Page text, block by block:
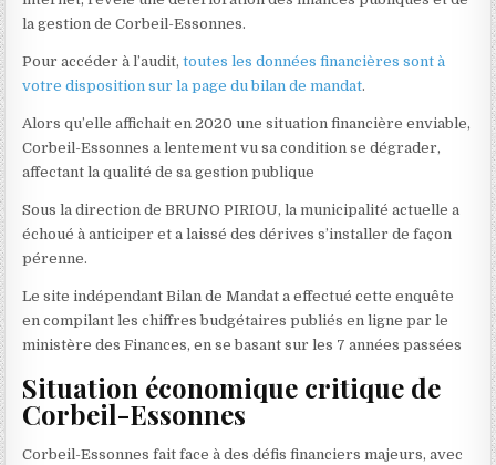
la gestion de Corbeil-Essonnes.
Pour accéder à l’audit,toutes les données financières sont à
votre disposition sur la page du bilan de mandat.
Alors qu’elle affichait en 2020 une situation financière enviable,
Corbeil-Essonnes a lentement vu sa condition se dégrader,
affectant la qualité de sa gestion publique
Sous la direction de BRUNO PIRIOU, la municipalité actuelle a
échoué à anticiper et a laissé des dérives s’installer de façon
pérenne.
Le site indépendant Bilan de Mandat a effectué cette enquête
en compilant les chiffres budgétaires publiés en ligne par le
ministère des Finances, en se basant sur les 7 années passées
Situation économique critique de
Corbeil-Essonnes
Corbeil-Essonnes fait face à des défis financiers majeurs, avec